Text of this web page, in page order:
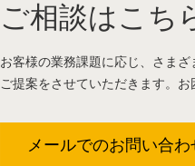
ご相談はこち
お客様の業務課題に応じ、さまざ
ご提案をさせていただきます。
メールでのお問い合わ